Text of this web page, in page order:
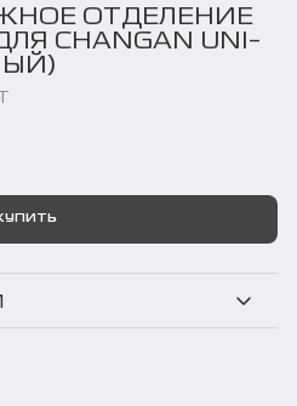
ОТДЕЛЕНИЕ
CHANGAN UNI-